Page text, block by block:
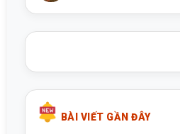
BÀI VIẾT GẦN ĐÂY